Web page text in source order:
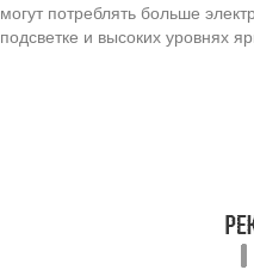
могут потреблять больше
подсветке и высоких уровнях